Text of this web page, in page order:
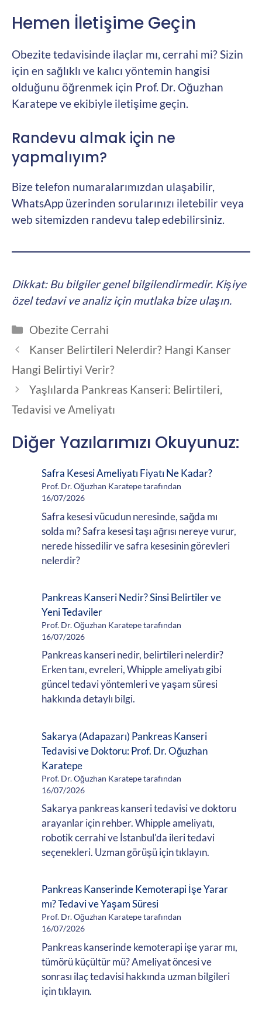
Hemen İletişime Geçin
Obezite tedavisinde ilaçlar mı, cerrahi mi? Sizin
için en sağlıklı ve kalıcı yöntemin hangisi
olduğunu öğrenmek için Prof. Dr. Oğuzhan
Karatepe ve ekibiyle iletişime geçin.
Randevu almak için ne
yapmalıyım?
Bize telefon numaralarımızdan ulaşabilir,
WhatsApp üzerinden sorularınızı iletebilir veya
web sitemizden randevu talep edebilirsiniz.
Dikkat: Bu bilgiler genel bilgilendirmedir. Kişiye
özel tedavi ve analiz için mutlaka bize ulaşın.
Kategoriler
Obezite Cerrahi
Kanser Belirtileri Nelerdir? Hangi Kanser
Hangi Belirtiyi Verir?
Yaşlılarda Pankreas Kanseri: Belirtileri,
Tedavisi ve Ameliyatı
Diğer Yazılarımızı Okuyunuz:
Safra Kesesi Ameliyatı Fiyatı Ne Kadar?
Prof. Dr. Oğuzhan Karatepe tarafından
16/07/2026
Safra kesesi vücudun neresinde, sağda mı
solda mı? Safra kesesi taşı ağrısı nereye vurur,
nerede hissedilir ve safra kesesinin görevleri
nelerdir?
Pankreas Kanseri Nedir? Sinsi Belirtiler ve
Yeni Tedaviler
Prof. Dr. Oğuzhan Karatepe tarafından
16/07/2026
Pankreas kanseri nedir, belirtileri nelerdir?
Erken tanı, evreleri, Whipple ameliyatı gibi
güncel tedavi yöntemleri ve yaşam süresi
hakkında detaylı bilgi.
Sakarya (Adapazarı) Pankreas Kanseri
Tedavisi ve Doktoru: Prof. Dr. Oğuzhan
Karatepe
Prof. Dr. Oğuzhan Karatepe tarafından
16/07/2026
Sakarya pankreas kanseri tedavisi ve doktoru
arayanlar için rehber. Whipple ameliyatı,
robotik cerrahi ve İstanbul'da ileri tedavi
seçenekleri. Uzman görüşü için tıklayın.
Pankreas Kanserinde Kemoterapi İşe Yarar
mı? Tedavi ve Yaşam Süresi
Prof. Dr. Oğuzhan Karatepe tarafından
16/07/2026
Pankreas kanserinde kemoterapi işe yarar mı,
tümörü küçültür mü? Ameliyat öncesi ve
sonrası ilaç tedavisi hakkında uzman bilgileri
için tıklayın.